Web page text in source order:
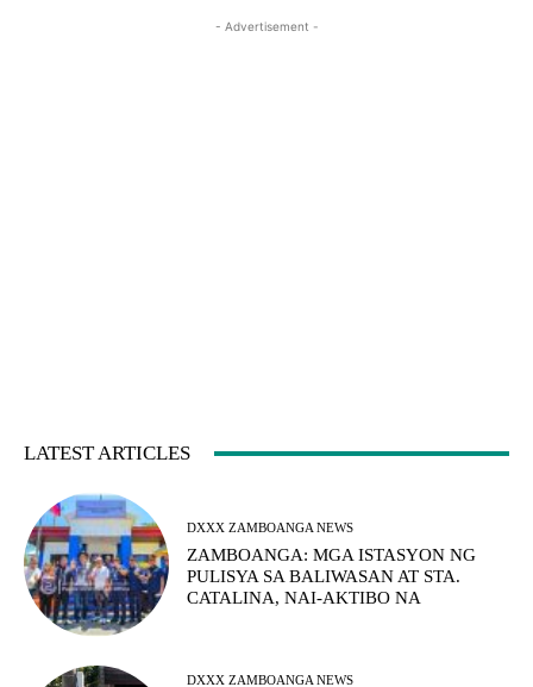
- Advertisement -
LATEST ARTICLES
DXXX ZAMBOANGA NEWS
ZAMBOANGA: MGA ISTASYON NG
PULISYA SA BALIWASAN AT STA.
CATALINA, NAI-AKTIBO NA
DXXX ZAMBOANGA NEWS